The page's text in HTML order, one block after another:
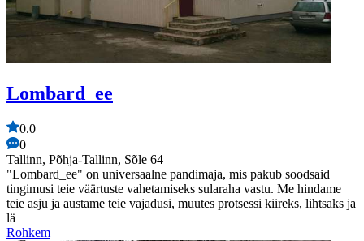
Lombard_ee
0.0
0
Tallinn, Põhja-Tallinn, Sõle 64
"Lombard_ee" on universaalne pandimaja, mis pakub soodsaid
tingimusi teie väärtuste vahetamiseks sularaha vastu. Me hindame
teie asju ja austame teie vajadusi, muutes protsessi kiireks, lihtsaks ja
lä
Rohkem